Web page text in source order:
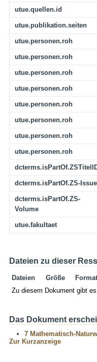
utue.quellen.id
utue.publikation.seiten
utue.personen.roh
utue.personen.roh
utue.personen.roh
utue.personen.roh
utue.personen.roh
utue.personen.roh
utue.personen.roh
utue.personen.roh
dcterms.isPartOf.ZS-Issue
dcterms.isPartOf.ZS-
Volume
utue.fakultaet
Dateien zu dieser
Dateien Größe
Format
Zu diesem Dokument gibt
Das Dokument
7 Mathematisch-
Zur Kurzanzeige